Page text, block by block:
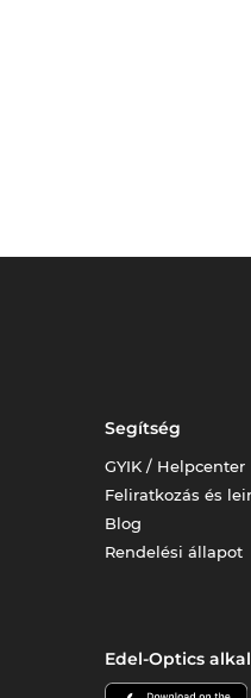
Segítség
GYIK / Helpcenter
Feliratkozás és
Blog
Rendelési állapot
Edel-Optics